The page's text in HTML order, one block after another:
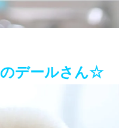
デールさん☆